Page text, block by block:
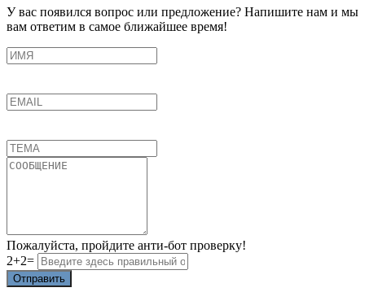
У вас появился вопрос или предложение? Напишите нам и мы
вам ответим в самое ближайшее время!
Пожалуйста, пройдите анти-бот проверку!
2+2=
Отправить